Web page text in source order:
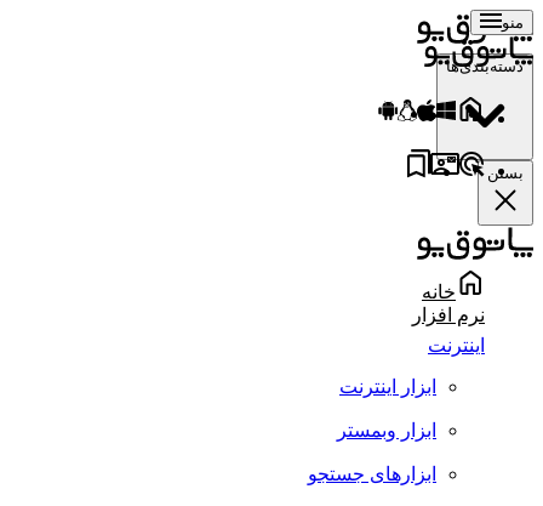
منو
دسته‌بندی‌ها
بستن
خانه
نرم افزار
اینترنت
ابزار اینترنت
ابزار وبمستر
ابزارهای جستجو